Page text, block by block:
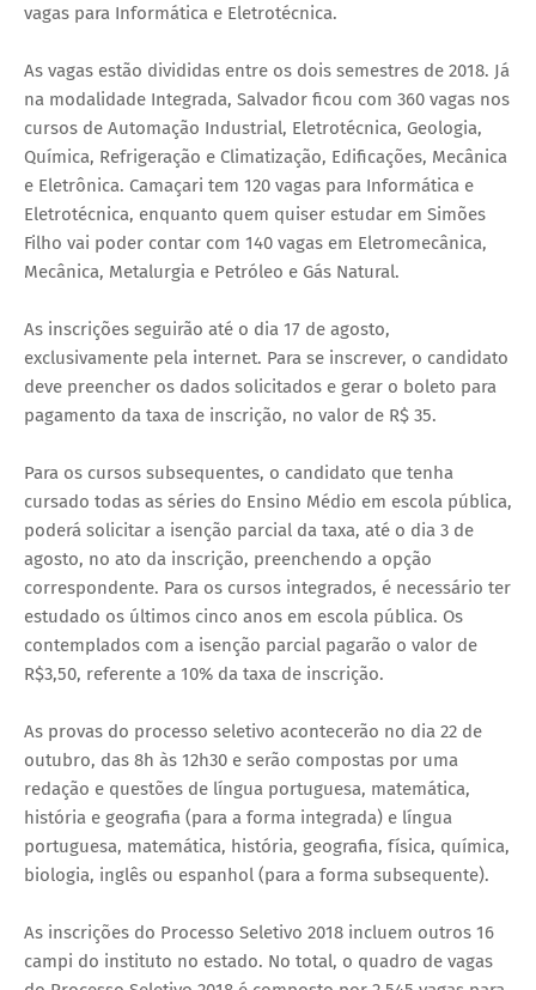
vagas para Informática e Eletrotécnica.
As vagas estão divididas entre os dois semestres de 2018. Já
na modalidade Integrada, Salvador ficou com 360 vagas nos
cursos de Automação Industrial, Eletrotécnica, Geologia,
Química, Refrigeração e Climatização, Edificações, Mecânica
e Eletrônica. Camaçari tem 120 vagas para Informática e
Eletrotécnica, enquanto quem quiser estudar em Simões
Filho vai poder contar com 140 vagas em Eletromecânica,
Mecânica, Metalurgia e Petróleo e Gás Natural.
As inscrições seguirão até o dia 17 de agosto,
exclusivamente pela internet. Para se inscrever, o candidato
deve preencher os dados solicitados e gerar o boleto para
pagamento da taxa de inscrição, no valor de R$ 35.
Para os cursos subsequentes, o candidato que tenha
cursado todas as séries do Ensino Médio em escola pública,
poderá solicitar a isenção parcial da taxa, até o dia 3 de
agosto, no ato da inscrição, preenchendo a opção
correspondente. Para os cursos integrados, é necessário ter
estudado os últimos cinco anos em escola pública. Os
contemplados com a isenção parcial pagarão o valor de
R$3,50, referente a 10% da taxa de inscrição.
As provas do processo seletivo acontecerão no dia 22 de
outubro, das 8h às 12h30 e serão compostas por uma
redação e questões de língua portuguesa, matemática,
história e geografia (para a forma integrada) e língua
portuguesa, matemática, história, geografia, física, química,
biologia, inglês ou espanhol (para a forma subsequente).
As inscrições do Processo Seletivo 2018 incluem outros 16
campi do instituto no estado. No total, o quadro de vagas